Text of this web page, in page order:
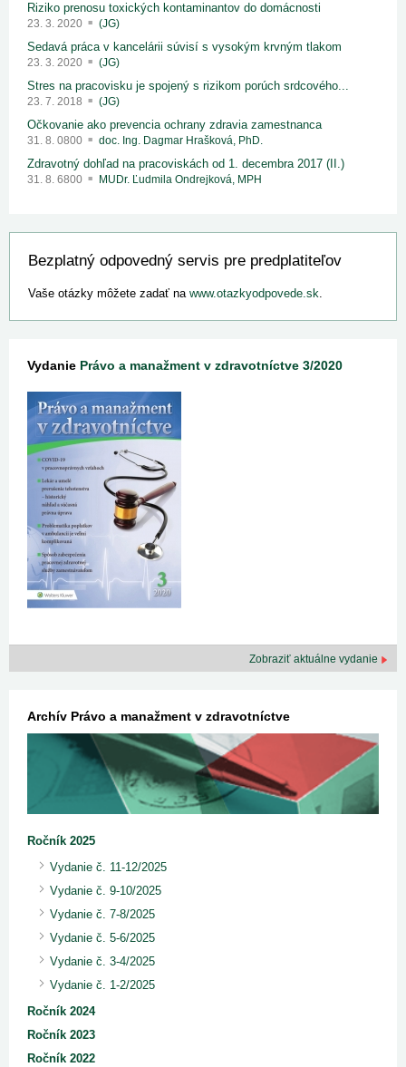
Riziko prenosu toxických kontaminantov do domácnosti
23. 3. 2020 (JG)
Sedavá práca v kancelárii súvisí s vysokým krvným tlakom
23. 3. 2020 (JG)
Stres na pracovisku je spojený s rizikom porúch srdcového...
23. 7. 2018 (JG)
Očkovanie ako prevencia ochrany zdravia zamestnanca
31. 8. 0800 doc. Ing. Dagmar Hrašková, PhD.
Zdravotný dohľad na pracoviskách od 1. decembra 2017 (II.)
31. 8. 6800 MUDr. Ľudmila Ondrejková, MPH
Bezplatný odpovedný servis pre predplatiteľov
Vaše otázky môžete zadať na www.otazkyodpovede.sk.
Vydanie Právo a manažment v zdravotníctve 3/2020
Zobraziť aktuálne vydanie
Archív Právo a manažment v zdravotníctve
Ročník 2025
Vydanie č. 11-12/2025
Vydanie č. 9-10/2025
Vydanie č. 7-8/2025
Vydanie č. 5-6/2025
Vydanie č. 3-4/2025
Vydanie č. 1-2/2025
Ročník 2024
Ročník 2023
Ročník 2022